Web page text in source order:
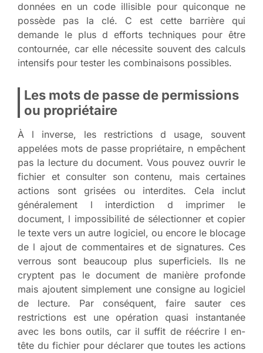
données en un code illisible pour quiconque ne
possède pas la clé. C est cette barrière qui
demande le plus d efforts techniques pour être
contournée, car elle nécessite souvent des calculs
intensifs pour tester les combinaisons possibles.
Les mots de passe de permissions
ou propriétaire
À l inverse, les restrictions d usage, souvent
appelées mots de passe propriétaire, n empêchent
pas la lecture du document. Vous pouvez ouvrir le
fichier et consulter son contenu, mais certaines
actions sont grisées ou interdites. Cela inclut
généralement l interdiction d imprimer le
document, l impossibilité de sélectionner et copier
le texte vers un autre logiciel, ou encore le blocage
de l ajout de commentaires et de signatures. Ces
verrous sont beaucoup plus superficiels. Ils ne
cryptent pas le document de manière profonde
mais ajoutent simplement une consigne au logiciel
de lecture. Par conséquent, faire sauter ces
restrictions est une opération quasi instantanée
avec les bons outils, car il suffit de réécrire l en-
tête du fichier pour déclarer que toutes les actions